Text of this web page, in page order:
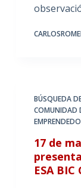
BÚSQUEDA
COMUNIDAD
17 de
ESA